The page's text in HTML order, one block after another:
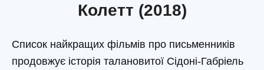
Колетт (2018)
Список найкращих фільмів про письменників
продовжує історія талановитої Сідоні-Габріель